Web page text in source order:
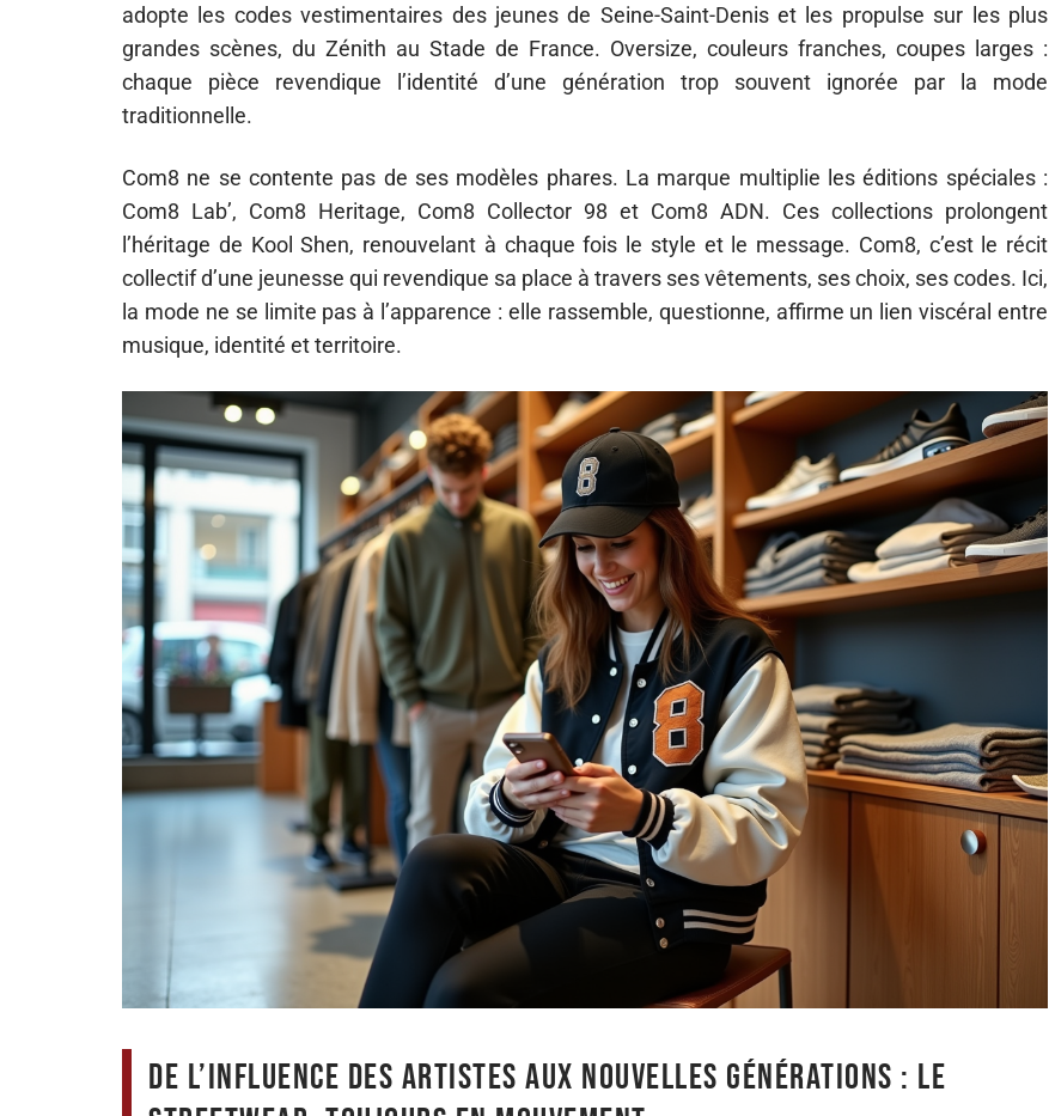
adopte les codes vestimentaires des jeunes de Seine-Saint-Denis et les propulse sur les plus
grandes scènes, du Zénith au Stade de France. Oversize, couleurs franches, coupes larges :
chaque pièce revendique l’identité d’une génération trop souvent ignorée par la mode
traditionnelle.
Com8 ne se contente pas de ses modèles phares. La marque multiplie les éditions spéciales :
Com8 Lab’, Com8 Heritage, Com8 Collector 98 et Com8 ADN. Ces collections prolongent
l’héritage de Kool Shen, renouvelant à chaque fois le style et le message. Com8, c’est le récit
collectif d’une jeunesse qui revendique sa place à travers ses vêtements, ses choix, ses codes. Ici,
la mode ne se limite pas à l’apparence : elle rassemble, questionne, affirme un lien viscéral entre
musique, identité et territoire.
De l’influence des artistes aux nouvelles générations : le